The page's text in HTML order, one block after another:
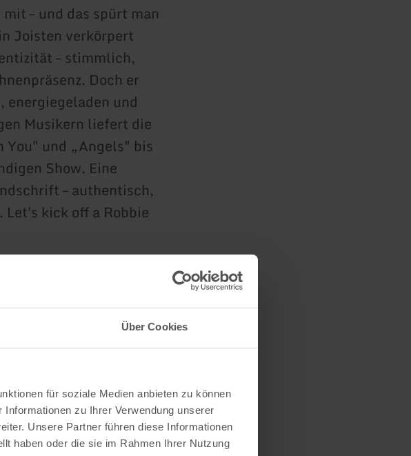
Über Cookies
für soziale Medien anbieten zu können
zu Ihrer Verwendung unserer
Unsere Partner führen diese Informationen
haben oder die sie im Rahmen Ihrer Nutzung
– und das spürt man
Joisten verkörpert
– stimmlich,
Doch er
und
Musikern liefert die
You" und „Angels" bis
Show. Eine
– authentisch,
kick off a Robbie
König und KNE.